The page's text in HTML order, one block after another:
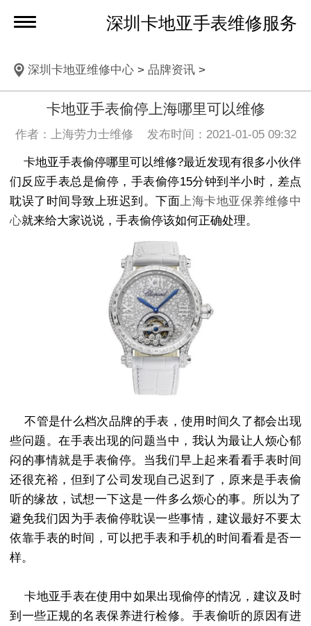
深圳卡地亚手表维修服务
深圳卡地亚维修中心> 品牌资讯>
卡地亚手表偷停上海哪里可以维修
作者：上海劳力士维修 发布时间：2021-01-05 09:32
卡地亚手表偷停哪里可以维修?最近发现有很多小伙伴
们反应手表总是偷停，手表偷停15分钟到半小时，差点
耽误了时间导致上班迟到。下面上海卡地亚保养维修中
心就来给大家说说，手表偷停该如何正确处理。
不管是什么档次品牌的手表，使用时间久了都会出现
些问题。在手表出现的问题当中，我认为最让人烦心郁
闷的事情就是手表偷停。当我们早上起来看看手表时间
还很充裕，但到了公司发现自己迟到了，原来是手表偷
听的缘故，试想一下这是一件多么烦心的事。所以为了
避免我们因为手表偷停耽误一些事情，建议最好不要太
依靠手表的时间，可以把手表和手机的时间看看是否一
样。
卡地亚手表在使用中如果出现偷停的情况，建议及时
到一些正规的名表保养进行检修。手表偷听的原因有进